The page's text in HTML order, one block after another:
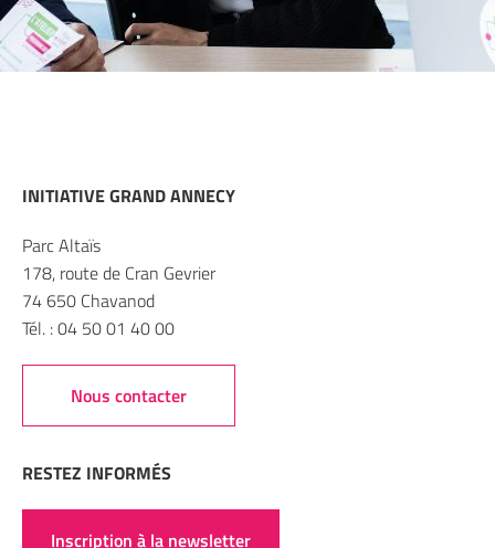
INITIATIVE GRAND ANNECY
Parc Altaïs
178, route de Cran Gevrier
74 650 Chavanod
Tél. : 04 50 01 40 00
Nous contacter
RESTEZ INFORMÉS
Inscription à la newsletter